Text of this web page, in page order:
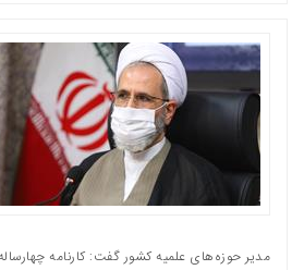
مدیر حوزه‌های علمیه کشور گفت: کارنامه